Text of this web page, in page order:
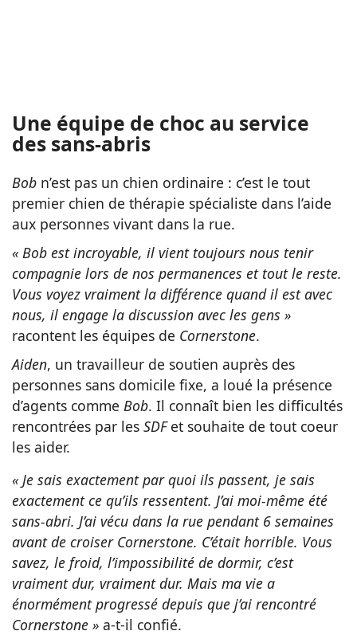
Une équipe de choc au service
des sans-abris
Bob n’est pas un chien ordinaire : c’est le tout
premier chien de thérapie spécialiste dans l’aide
aux personnes vivant dans la rue.
« Bob est incroyable, il vient toujours nous tenir
compagnie lors de nos permanences et tout le reste.
Vous voyez vraiment la différence quand il est avec
nous, il engage la discussion avec les gens »
racontent les équipes de Cornerstone.
Aiden, un travailleur de soutien auprès des
personnes sans domicile fixe, a loué la présence
d’agents comme Bob. Il connaît bien les difficultés
rencontrées par les SDFet souhaite de tout coeur
les aider.
« Je sais exactement par quoi ils passent, je sais
exactement ce qu’ils ressentent. J’ai moi-même été
sans-abri. J’ai vécu dans la rue pendant 6 semaines
avant de croiser Cornerstone. C’était horrible. Vous
savez, le froid, l’impossibilité de dormir, c’est
vraiment dur, vraiment dur. Mais ma vie a
énormément progressé depuis que j’ai rencontré
Cornerstone » a-t-il confié.